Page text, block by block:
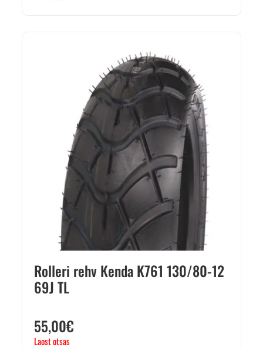
Rolleri rehv Kenda K761 130/80-12
69J TL
55,00€
Laost otsas